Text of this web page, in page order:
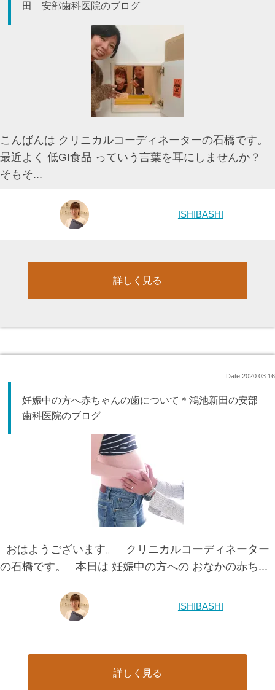
田 安部歯科医院のブログ
こんばんは クリニカルコーディネーターの石橋です。
最近よく 低GI食品 っていう言葉を耳にしませんか？
そもそ...
ISHIBASHI
詳しく見る
Date:2020.03.16
妊娠中の方へ赤ちゃんの歯について＊鴻池新田の安部
歯科医院のブログ
おはようございます。 クリニカルコーディネーター
の石橋です。 本日は 妊娠中の方への おなかの赤ち...
ISHIBASHI
詳しく見る